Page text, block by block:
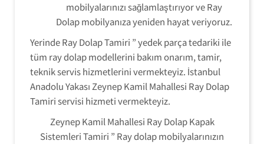
mobilyalarınızı sağlamlaştırıyor ve Ray
Dolap mobilyanıza yeniden hayat veriyoruz.
Yerinde Ray Dolap Tamiri ” yedek parça tedariki ile
tüm ray dolap modellerini bakım onarım, tamir,
teknik servis hizmetlerini vermekteyiz. İstanbul
Anadolu Yakası Zeynep Kamil Mahallesi Ray Dolap
Tamiri servisi hizmeti vermekteyiz.
Zeynep Kamil Mahallesi Ray Dolap Kapak
Sistemleri Tamiri ” Ray dolap mobilyalarınızın